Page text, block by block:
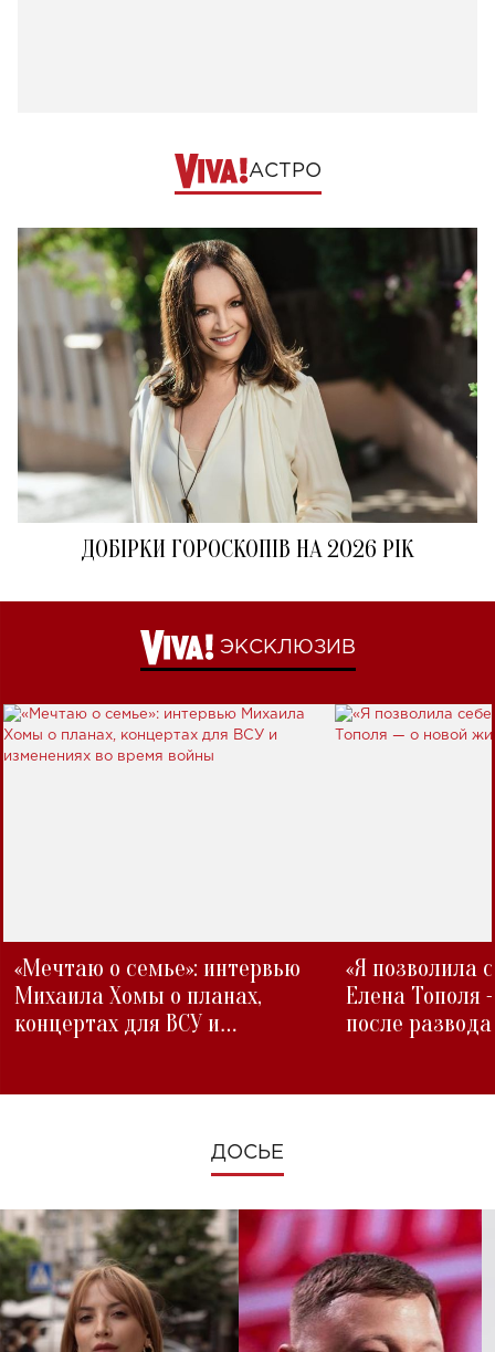
АСТРО
ДОБІРКИ ГОРОСКОПІВ НА 2026 РІК
ЭКСКЛЮЗИВ
«Мечтаю о семье»: интервью
Михаила Хомы о планах,
концертах для ВСУ и
«Я позволила
Елена Тополя
после развода
ДОСЬЕ